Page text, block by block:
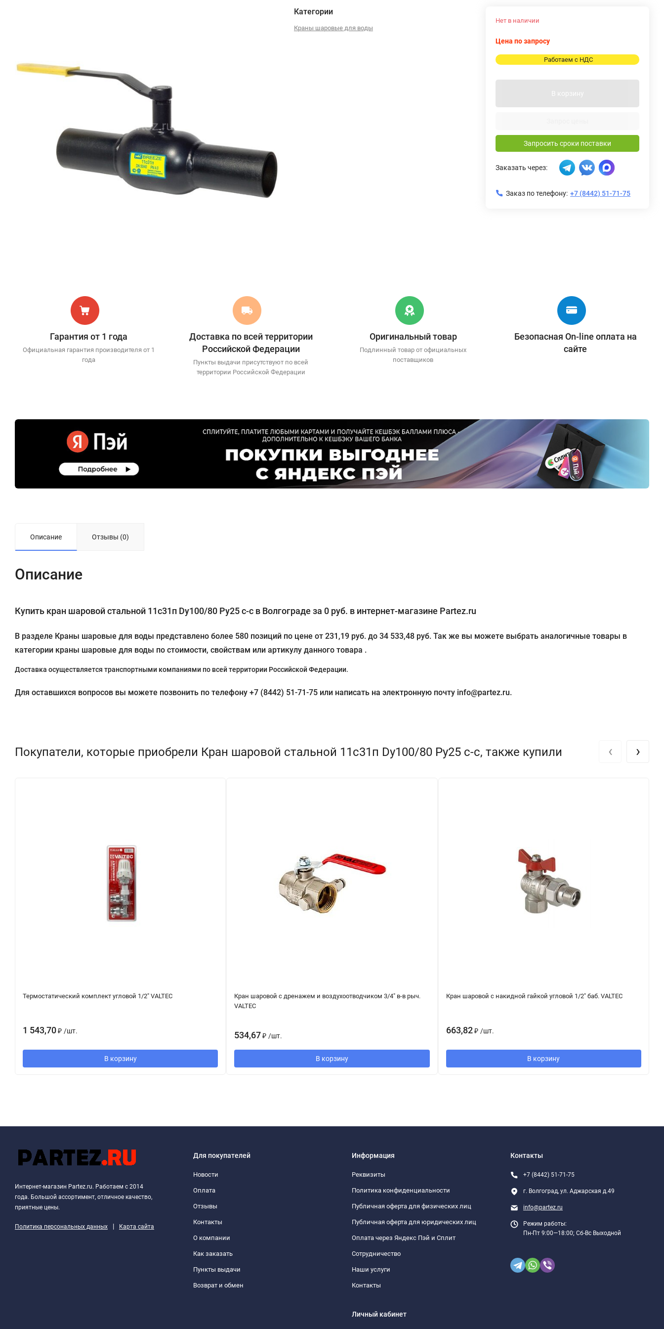
Категории
Краны шаровые для воды
Нет в наличии
Цена по запросу
Работаем с НДС
В корзину
Запросить сроки поставки
Заказать через:
Заказ по телефону: +7 (8442) 51-71-75
Гарантия от 1 года
Официальная гарантия производителя от 1
года
Доставка по всей территории
Российской Федерации
Пункты выдачи присутствуют по всей
территории Российской Федерации
Оригинальный товар
Подлинный товар от официальных
поставщиков
Безопасная On-line оплата на
сайте
Описание Отзывы (0)
Описание
Купить кран шаровой стальной 11с31п Dу100/80 Pу25 с-с в Волгограде за 0 руб. в интернет-магазине Partez.ru
В разделе Краны шаровые для воды представлено более 580 позиций по цене от 231,19 руб. до 34 533,48 руб. Так же вы можете выбрать аналогичные товары в
категории краны шаровые для воды по стоимости, свойствам или артикулу данного товара .
Доставка осуществляется транспортными компаниями по всей территории Российской Федерации.
Для оставшихся вопросов вы можете позвонить по телефону +7 (8442) 51-71-75 или написать на электронную почту info@partez.ru.
Покупатели, которые приобрели Кран шаровой стальной 11с31п Dу100/80 Pу25 с-с, также купили
Термостатический комплект угловой 1/2" VALTEC
1 543,70₽ /шт.
В корзину
Кран шаровой с дренажем и воздухоотводчиком 3/4" в-в рыч.
VALTEC
534,67 ₽ /шт.
В корзину
Кран шаровой с накидной гайкой угловой 1/2" баб. VALTEC
663,82 ₽ /шт.
В корзину
‹ ›
Интернет-магазин Partez.ru. Работаем с 2014
года. Большой ассортимент, отличное качество,
приятные цены.
Политика персональных данных | Карта сайта
Для покупателей
Новости
Оплата
Отзывы
Контакты
О компании
Как заказать
Пункты выдачи
Возврат и обмен
Информация
Реквизиты
Политика конфиденциальности
Публичная оферта для физических лиц
Публичная оферта для юридических лиц
Оплата через Яндекс Пэй и Сплит
Сотрудничество
Наши услуги
Контакты
Личный кабинет
Контакты
+7 (8442) 51-71-75
г. Волгоград, ул. Аджарская д.49
info@partez.ru
Режим работы:
Пн-Пт 9:00—18:00; Сб-Вс Выходной